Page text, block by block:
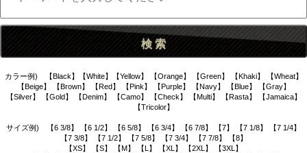
カラー例) 【Black】【White】【Yellow】 【Orange】 【Green】 【Khaki】 【Wheat】
【Beige】 【Brown】 【Red】 【Pink】 【Purple】 【Navy】 【Blue】 【Gray】
【Silver】 【Gold】 【Denim】 【Camo】 【Check】 【Multi】 【Rasta】 【Jamaica】
【Tricolor】
サイズ例) 【6 3/8】 【6 1/2】 【6 5/8】 【6 3/4】 【6 7/8】 【7】 【7 1/8】 【7 1/4】
【7 3/8】 【7 1/2】 【7 5/8】 【7 3/4】 【7 7/8】 【8】
【XS】 【S】 【M】 【L】 【XL】 【2XL】 【3XL】